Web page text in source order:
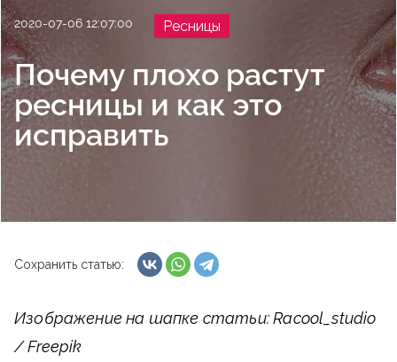
2020-07-06 12:07:00 Ресницы
Почему плохо растут
ресницы и как это
исправить
Сохранить статью:
Изображение на шапке статьи: Racool_studio
/ Freepik